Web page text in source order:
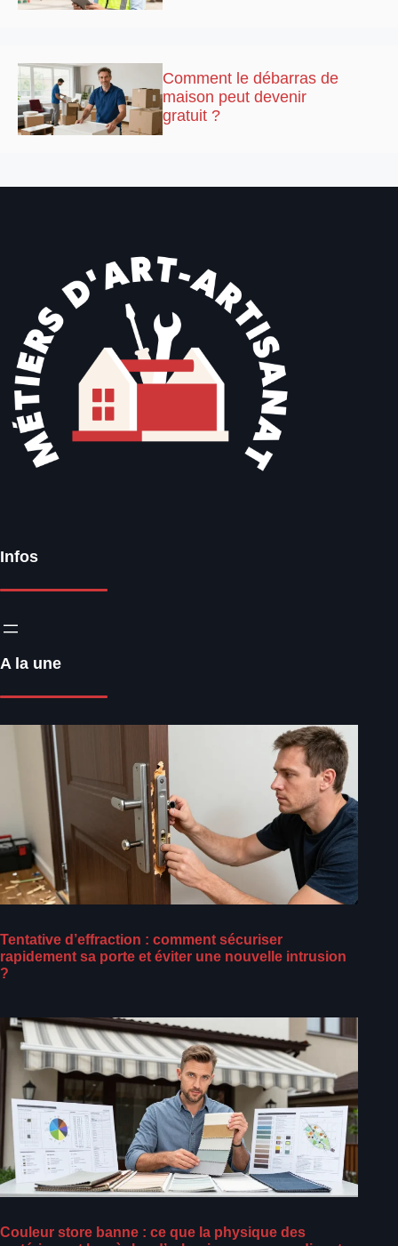
Comment le débarras de
maison peut devenir
gratuit ?
Infos
A la une
Tentative d’effraction : comment sécuriser
rapidement sa porte et éviter une nouvelle intrusion
?
Couleur store banne : ce que la physique des